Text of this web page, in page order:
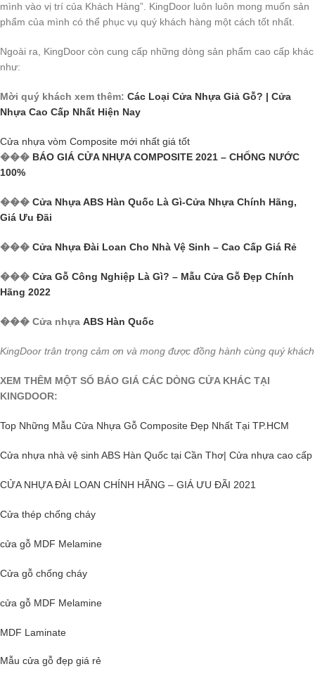
mình vào vị trí của Khách Hàng”. KingDoor luôn luôn mong muốn sản
phẩm của mình có thể phục vụ quý khách hàng một cách tốt nhất.
Ngoài ra, KingDoor còn cung cấp những dòng sản phẩm cao cấp khác
như:
Mời quý khách xem thêm: Các Loại Cửa Nhựa Giả Gỗ? | Cửa
Nhựa Cao Cấp Nhất Hiện Nay
Cửa nhựa vòm Composite mới nhất giá tốt
��� BÁO GIÁ CỬA NHỰA COMPOSITE 2021 – CHỐNG NƯỚC
100%
��� Cửa Nhựa ABS Hàn Quốc Là Gì-Cửa Nhựa Chính Hãng,
Giá Ưu Đãi
��� Cửa Nhựa Đài Loan Cho Nhà Vệ Sinh – Cao Cấp Giá Rẻ
��� Cửa Gỗ Công Nghiệp Là Gì? – Mẫu Cửa Gỗ Đẹp Chính
Hãng 2022
��� Cửa nhựa ABS Hàn Quốc
KingDoor trân trọng cảm ơn và mong được đồng hành cùng quý khách
XEM THÊM MỘT SỐ BÁO GIÁ CÁC DÒNG CỬA KHÁC TẠI
KINGDOOR:
Top Những Mẫu Cửa Nhựa Gỗ Composite Đẹp Nhất Tại TP.HCM
Cửa nhựa nhà vệ sinh ABS Hàn Quốc tại Cần Thơ| Cửa nhựa cao cấp
CỬA NHỰA ĐÀI LOAN CHÍNH HÃNG – GIÁ ƯU ĐÃI 2021
Cửa thép chống cháy
cửa gỗ MDF Melamine
Cửa gỗ chống cháy
cửa gỗ MDF Melamine
MDF Laminate
Mẫu cửa gỗ đẹp giá rẻ